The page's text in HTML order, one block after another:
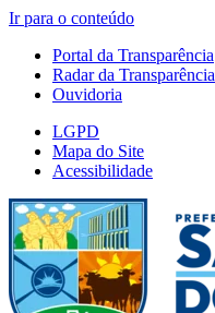
Ir para o conteúdo
Portal da Transparência
Radar da Transparência
Ouvidoria
LGPD
Mapa do Site
Acessibilidade